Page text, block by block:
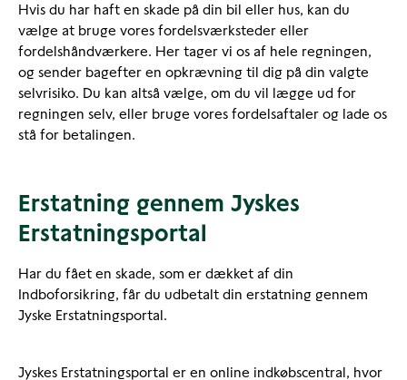
Hvis du har haft en skade på din bil eller hus, kan du
vælge at bruge vores fordelsværksteder eller
fordelshåndværkere. Her tager vi os af hele regningen,
og sender bagefter en opkrævning til dig på din valgte
selvrisiko. Du kan altså vælge, om du vil lægge ud for
regningen selv, eller bruge vores fordelsaftaler og lade os
stå for betalingen.
Erstatning gennem Jyskes
Erstatningsportal
Har du fået en skade, som er dækket af din
Indboforsikring, får du udbetalt din erstatning gennem
Jyske Erstatningsportal.
Jyskes Erstatningsportal er en online indkøbscentral, hvor